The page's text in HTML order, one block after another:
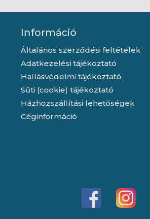
Információ
Általános szerződési feltételek
Adatkezelési tájékoztató
Hallásvédelmi tájékoztató
Süti (cookie) tájékoztató
Házhozszállítási lehetőségek
Céginformáció